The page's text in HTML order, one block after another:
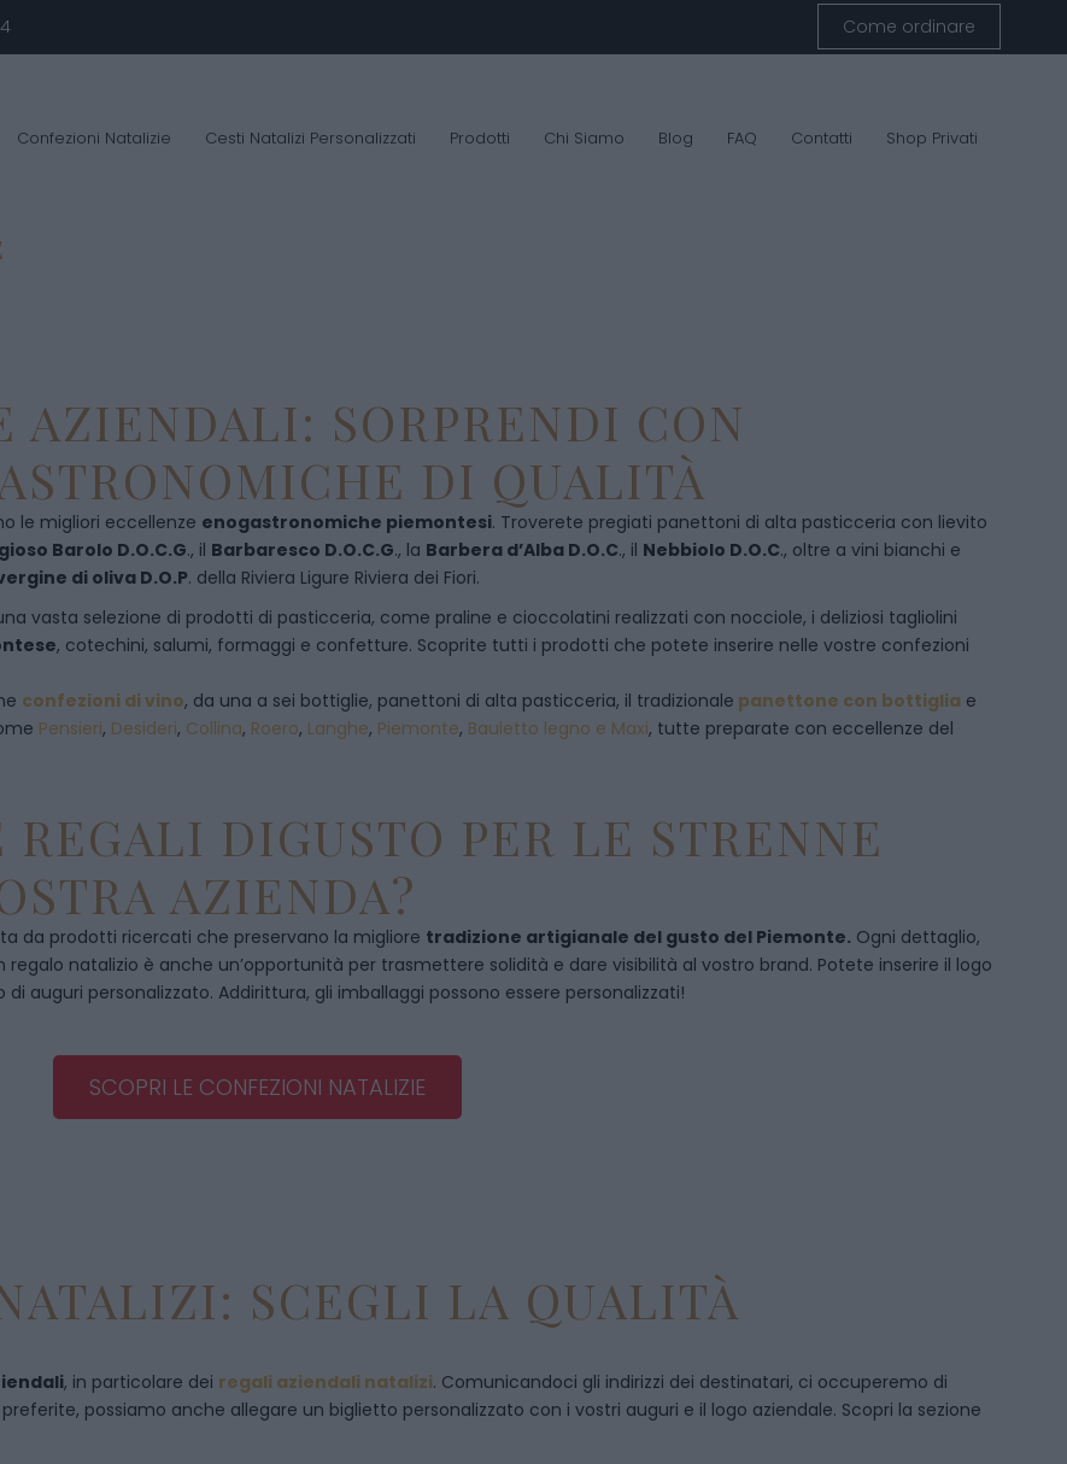
Come ordinare
Confezioni Natalizie Cesti Natalizi Personalizzati Prodotti Chi Siamo Blog FAQ Contatti Shop Privati
AZIENDALI: SORPRENDI CON
DI QUALITÀ
le migliori eccellenze enogastronomiche piemontesi. Troverete pregiati panettoni di alta pasticceria con lievito
Barolo D.O.C.G., il Barbaresco D.O.C.G., la Barbera d’Alba D.O.C., il Nebbiolo D.O.C., oltre a vini bianchi e
di oliva D.O.P. della Riviera Ligure Riviera dei Fiori.
vasta selezione di prodotti di pasticceria, come praline e cioccolatini realizzati con nocciole, i deliziosi tagliolini
, cotechini, salumi, formaggi e confetture. Scoprite tutti i prodotti che potete inserire nelle vostre confezioni
confezioni di vino, da una a sei bottiglie, panettoni di alta pasticceria, il tradizionale panettone con bottiglia e
Pensieri, Desideri, Collina, Roero, Langhe, Piemonte, Bauletto legno e Maxi, tutte preparate con eccellenze del
DIGUSTO PER LE STRENNE
AZIENDA?
da prodotti ricercati che preservano la migliore tradizione artigianale del gusto del Piemonte. Ogni dettaglio,
natalizio è anche un’opportunità per trasmettere solidità e dare visibilità al vostro brand. Potete inserire il logo
auguri personalizzato. Addirittura, gli imballaggi possono essere personalizzati!
SCOPRI LE CONFEZIONI NATALIZIE
SCEGLI LA QUALITÀ
, in particolare dei regali aziendali natalizi. Comunicandoci gli indirizzi dei destinatari, ci occuperemo di
possiamo anche allegare un biglietto personalizzato con i vostri auguri e il logo aziendale. Scopri la sezione